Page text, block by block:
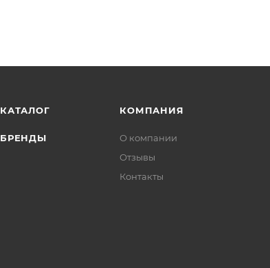
КАТАЛОГ
БРЕНДЫ
КОМПАНИЯ
О компании
Отзывы
Контакты